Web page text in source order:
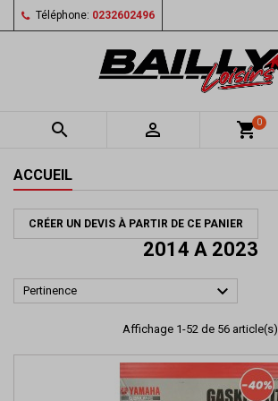
Téléphone: 0232602496
  shopping_cart0
ACCUEIL
CRÉER UN DEVIS À PARTIR DE CE PANIER
2014 A 2023
Pertinence 
Affichage 1-52 de 56 article(s)